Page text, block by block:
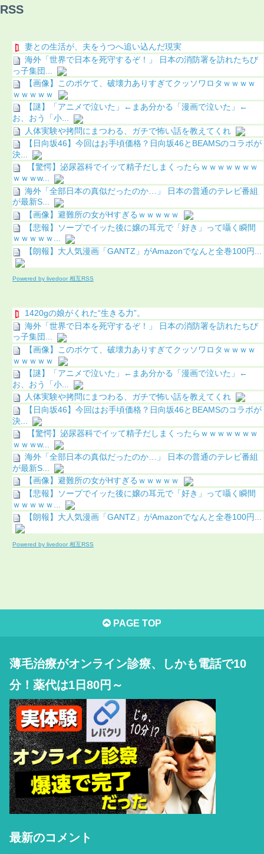
RSS
妻との生活が、夫をうつへ追い込んだ現実
海外「世界で日本を死守するぞ！」 日本の消防署を訪れたちび
っ子集団...
【画像】このボケて、破壊力ありすぎてクッソワロタｗｗｗｗ
ｗｗｗｗｗ
【謎】「アニメで泣いた」←まあ分かる「漫画で泣いた」←
お、おう「小...
人体実験や拷問にまつわる、ガチで怖い話を教えてくれ
【日向坂46】今回はお手頃価格？日向坂46とBEAMSのコラボが
決...
【驚愕】泌尿器科でイッて精子だしまくったらｗｗｗｗｗｗｗ
ｗｗｗw...
海外「全部日本の真似だったのか…」 日本の普通のテレビ番組
が最新S...
【画像】避難所の女がHすぎるｗｗｗｗｗ
【悲報】ソープでイッた後に嬢の耳元で「好き」って囁く瞬間
ｗｗｗｗｗ...
【朗報】大人気漫画「GANTZ」がAmazonでなんと全巻100円...
Powered by livedoor 相互RSS
1420gの娘がくれた“生きる力”。
海外「世界で日本を死守するぞ！」 日本の消防署を訪れたちび
っ子集団...
【画像】このボケて、破壊力ありすぎてクッソワロタｗｗｗｗ
ｗｗｗｗｗ
【謎】「アニメで泣いた」←まあ分かる「漫画で泣いた」←
お、おう「小...
人体実験や拷問にまつわる、ガチで怖い話を教えてくれ
【日向坂46】今回はお手頃価格？日向坂46とBEAMSのコラボが
決...
【驚愕】泌尿器科でイッて精子だしまくったらｗｗｗｗｗｗｗ
ｗｗｗw...
海外「全部日本の真似だったのか…」 日本の普通のテレビ番組
が最新S...
【画像】避難所の女がHすぎるｗｗｗｗｗ
【悲報】ソープでイッた後に嬢の耳元で「好き」って囁く瞬間
ｗｗｗｗｗ...
【朗報】大人気漫画「GANTZ」がAmazonでなんと全巻100円...
Powered by livedoor 相互RSS
PAGE TOP
薄毛治療がオンライン診療、しかも電話で10
分！薬代は1日80円～
最新のコメント